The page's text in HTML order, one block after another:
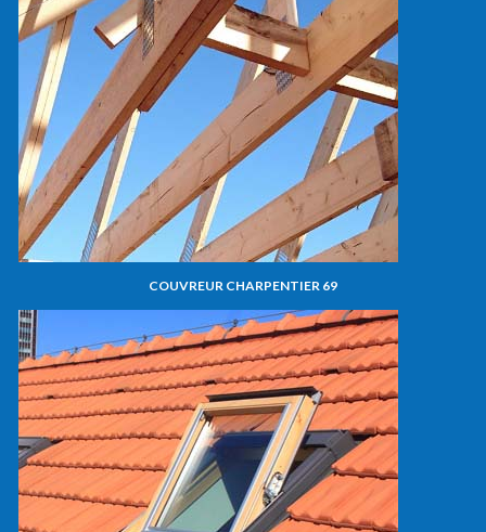
COUVREUR CHARPENTIER 69